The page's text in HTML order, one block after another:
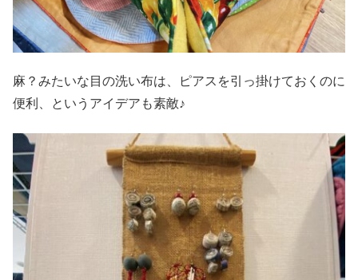
麻？みたいな目の洗い布は、ピアスを引っ掛けておくのに
便利、というアイデアも素敵♪